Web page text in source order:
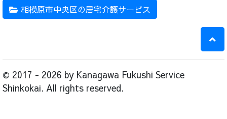
相模原市中央区の居宅介護サービス
© 2017 - 2026 by Kanagawa Fukushi Service
Shinkokai. All rights reserved.